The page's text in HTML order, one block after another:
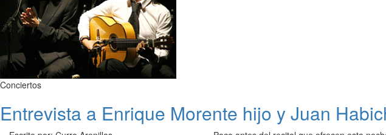
Conciertos
Entrevista a Enrique Morente hijo y Juan